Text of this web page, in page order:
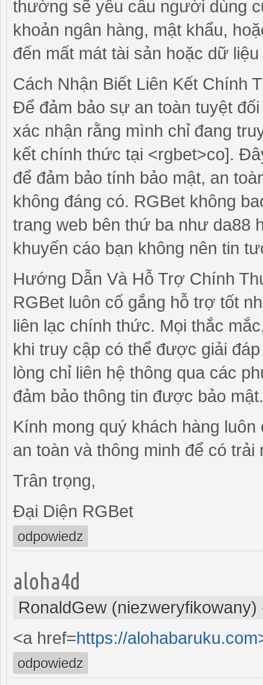
thường sẽ yêu cầu người dùng
khoản ngân hàng, mật khẩu,
đến mất mát tài sản hoặc dữ
Cách Nhận Biết Liên Kết Chính
Để đảm bảo sự an toàn tuyệt
xác nhận rằng mình chỉ đang
kết chính thức tại <rgbet>co].
để đảm bảo tính bảo mật, an
không đáng có. RGBet không
trang web bên thứ ba như da88
khuyến cáo bạn không nên tin
Hướng Dẫn Và Hỗ Trợ Chính
RGBet luôn cố gắng hỗ trợ tốt
liên lạc chính thức. Mọi thắc
khi truy cập có thể được giải
lòng chỉ liên hệ thông qua các
đảm bảo thông tin được bảo mật.
Kính mong quý khách hàng
an toàn và thông minh để có
Trân trọng,
Đại Diện RGBet
odpowiedz
aloha4d
RonaldGew (niezweryfikowany)
<a href=https://
odpowiedz